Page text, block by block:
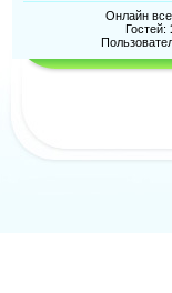
Онлайн
Гостей: